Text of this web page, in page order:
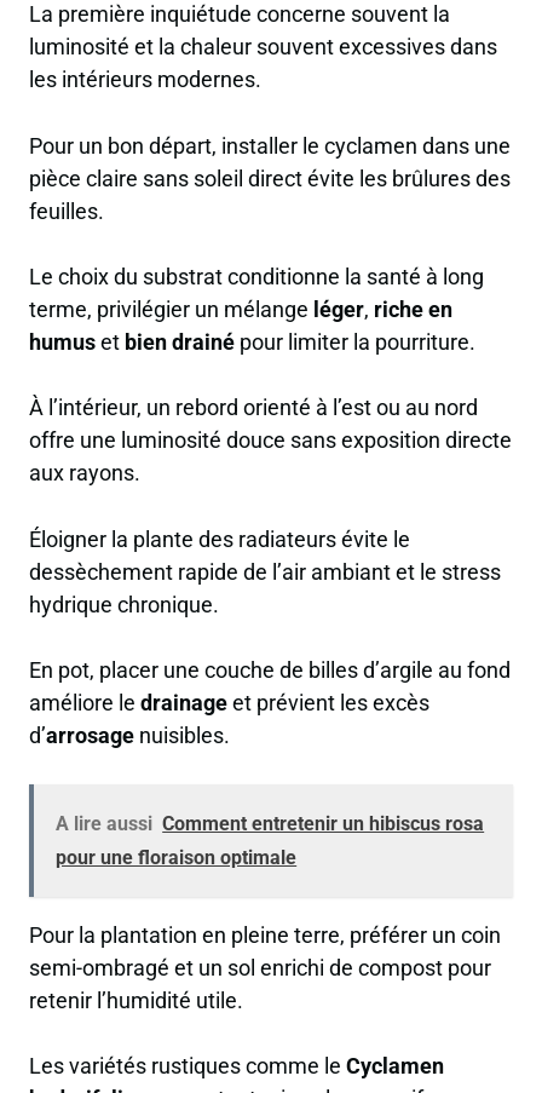
La première inquiétude concerne souvent la
luminosité et la chaleur souvent excessives dans
les intérieurs modernes.
Pour un bon départ, installer le cyclamen dans une
pièce claire sans soleil direct évite les brûlures des
feuilles.
Le choix du substrat conditionne la santé à long
terme, privilégier un mélange léger, riche en
humuset bien drainé pour limiter la pourriture.
À l’intérieur, un rebord orienté à l’est ou au nord
offre une luminosité douce sans exposition directe
aux rayons.
Éloigner la plante des radiateurs évite le
dessèchement rapide de l’air ambiant et le stress
hydrique chronique.
En pot, placer une couche de billes d’argile au fond
améliore le drainageet prévient les excès
d’arrosage nuisibles.
A lire aussi Comment entretenir un hibiscus rosa
pour une floraison optimale
Pour la plantation en pleine terre, préférer un coin
semi-ombragé et un sol enrichi de compost pour
retenir l’humidité utile.
Les variétés rustiques comme le Cyclamen